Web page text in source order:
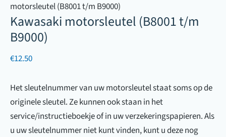
motorsleutel (B8001 t/m B9000)
Kawasaki motorsleutel (B8001 t/m
B9000)
€12.50
Het sleutelnummer van uw motorsleutel staat soms op de
originele sleutel. Ze kunnen ook staan in het
service/instructieboekje of in uw verzekeringspapieren. Als
u uw sleutelnummer niet kunt vinden, kunt u deze nog